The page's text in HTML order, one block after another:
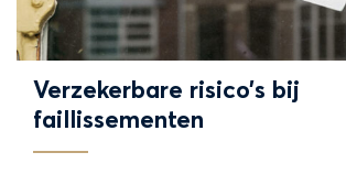
Verzekerbare risico’s bij
faillissementen